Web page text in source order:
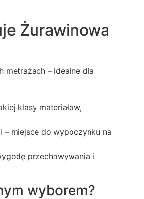
Żurawinowa
metrażach – idealne dla
klasy materiałów,
– miejsce do wypoczynku na
przechowywania i
wyborem?